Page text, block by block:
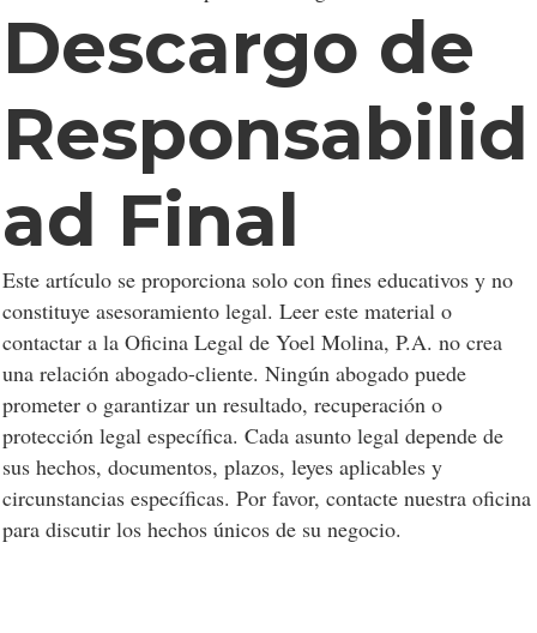
Descargo de
Responsabilid
ad Final
Este artículo se proporciona solo con fines educativos y no
constituye asesoramiento legal. Leer este material o
contactar a la Oficina Legal de Yoel Molina, P.A. no crea
una relación abogado-cliente. Ningún abogado puede
prometer o garantizar un resultado, recuperación o
protección legal específica. Cada asunto legal depende de
sus hechos, documentos, plazos, leyes aplicables y
circunstancias específicas. Por favor, contacte nuestra oficina
para discutir los hechos únicos de su negocio.